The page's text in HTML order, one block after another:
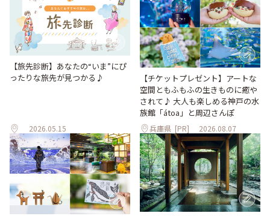
【旅先診断】あなたの“いま”にぴ
ったりな旅先が見つかる♪
2026.05.15
【チケットプレゼント】アートな
空間ともふもふの生きものに癒や
されて♪ 大人も楽しめる神戸の水
族館「átoa」と周辺さんぽ
兵庫県 [PR] 2026.08.07